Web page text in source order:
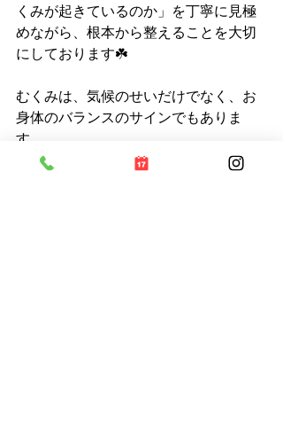
くみが起きているのか」を丁寧に見極
めながら、根本から整えることを大切
にしております☘️
むくみは、気候のせいだけでなく、お
身体のバランスのサインでもありま
す。
「だるいけど、まあそのうち良くなる